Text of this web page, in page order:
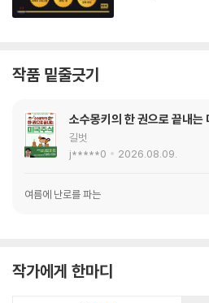
경험을 쌓고 있
작품 밑줄긋기
소수몽키의 한 권으로 끝내는
길벗
j*****0
2026.08.09.
여름에 난로를 파는
작가에게 한마디